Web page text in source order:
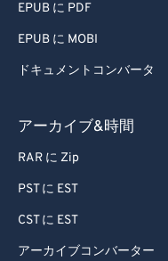
EPUB に PDF
EPUB に MOBI
ドキュメントコンバータ
アーカイブ&時間
RAR に Zip
PST に EST
CST に EST
アーカイブコンバーター